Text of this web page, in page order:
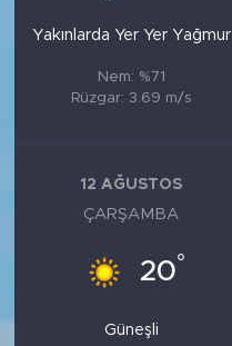
Yakınlarda Yer Yer Yağmur
Nem: %71
Rüzgar: 3.69 m/s
12 AĞUSTOS
ÇARŞAMBA
20°
Güneşli